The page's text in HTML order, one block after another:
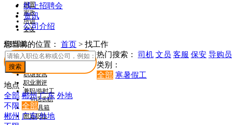
闲置
家政
培训
交友
招聘导航
找工作
职场资讯
职业测评
兼职/临时工
一句话求职
HR工具箱
附近职位
线上招聘会
资讯
公司介绍
您当前的位置： 首页 > 找工作
热门搜索： 司机 文员 客服 保安 导购员
类别：
全部 寒暑假工
地点：
全部 郴州 广东 外地
不限 全部
郴州 广东 外地